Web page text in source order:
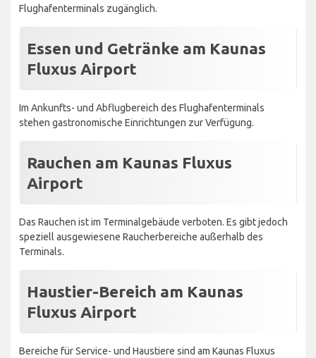
Flughafenterminals zugänglich.
Essen und Getränke am Kaunas
Fluxus Airport
Im Ankunfts- und Abflugbereich des Flughafenterminals
stehen gastronomische Einrichtungen zur Verfügung.
Rauchen am Kaunas Fluxus
Airport
Das Rauchen ist im Terminalgebäude verboten. Es gibt jedoch
speziell ausgewiesene Raucherbereiche außerhalb des
Terminals.
Haustier-Bereich am Kaunas
Fluxus Airport
Bereiche für Service- und Haustiere sind am Kaunas Fluxus